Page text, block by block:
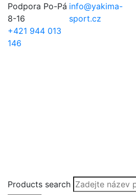
Podpora Po-Pá
8-16
+421 944 013
146
info@yakima-
sport.cz
Products search